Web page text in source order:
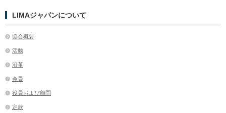
LIMAジャパンについて
協会概要
活動
沿革
会員
役員および顧問
定款